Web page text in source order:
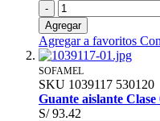
-
Agregar
Agregar a favoritos
SOFAMEL
SKU 1039117 530120
Guante aislante
S/ 93.42